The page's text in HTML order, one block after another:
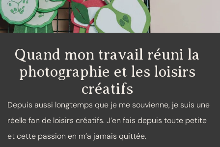
Quand mon travail réuni la
photographie et les loisirs
créatifs
Depuis aussi longtemps que je me souvienne, je suis une
réelle fan de loisirs créatifs. J’en fais depuis toute petite
et cette passion en m’a jamais quittée.